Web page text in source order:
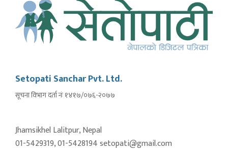
Setopati Sanchar Pvt. Ltd.
सूचना विभाग दर्ता नंः १४१७/०७६-२०७७
Jhamsikhel Lalitpur, Nepal
01-5429319, 01-5428194 setopati@gmail.com